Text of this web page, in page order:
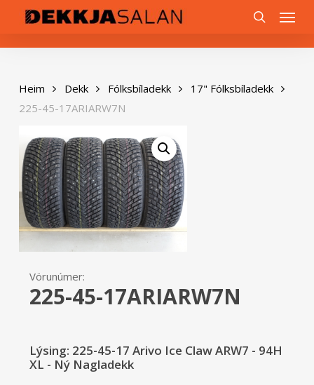
content
Menu
Heim Dekk Fólksbíladekk
17" Fólksbíladekk
225-45-17ARIARW7N
Vörunúmer:
225-45-17ARIARW7N
Lýsing: 225-45-17 Arivo Ice Claw ARW7 - 94H
XL - Ný Nagladekk